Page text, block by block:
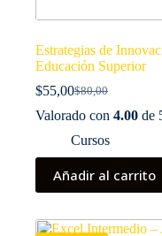
Estrategias de
Educación Superior
$80,00
El
precio
era:
$80,00.
$55,00El
precio
es:
$55,00.
Valorado con 4.00 de
Cursos
Añadir al carrito